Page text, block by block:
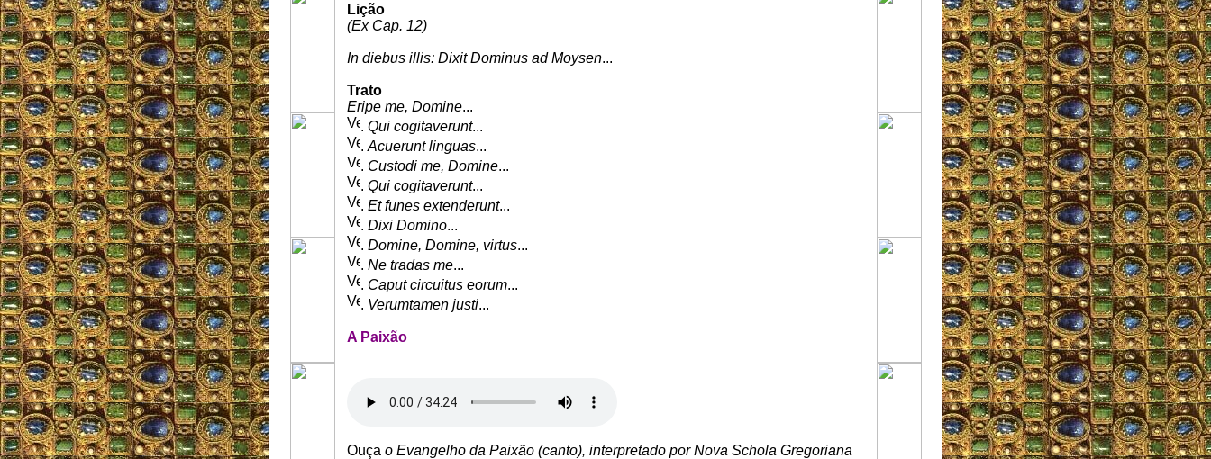
Lição
(Ex Cap. 12)
In diebus illis: Dixit Dominus ad Moysen...
Trato
Eripe me, Domine...
. Qui cogitaverunt...
. Acuerunt linguas...
. Custodi me, Domine...
. Qui cogitaverunt...
. Et funes extenderunt...
. Dixi Domino...
. Domine, Domine, virtus...
. Ne tradas me...
. Caput circuitus eorum...
. Verumtamen justi...
A Paixão
Ouça o Evangelho da Paixão (canto), interpretado por Nova Schola Gregoriana